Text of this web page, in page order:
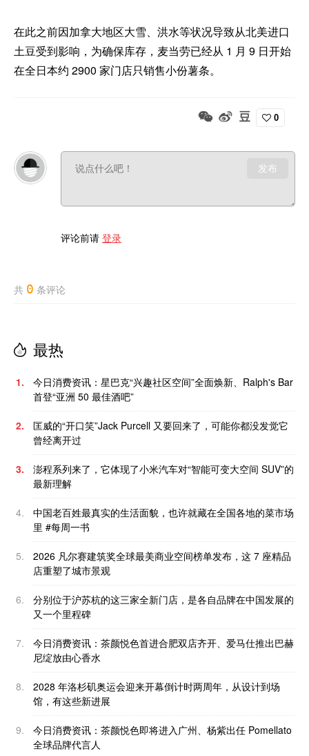
在此之前因加拿大地区大雪、洪水等状况导致从北美进口
土豆受到影响，为确保库存，麦当劳已经从 1 月 9 日开始
在全日本约 2900 家门店只销售小份薯条。
0
发布
评论前请 登录
共 0 条评论
最热
1.
今日消费资讯：星巴克“兴趣社区空间”全面焕新、Ralph's Bar
首登“亚洲 50 最佳酒吧”
2.
匡威的“开口笑”Jack Purcell 又要回来了，可能你都没发觉它
曾经离开过
3.
澎程系列来了，它体现了小米汽车对“智能可变大空间 SUV”的
最新理解
4.
中国老百姓最真实的生活面貌，也许就藏在全国各地的菜市场
里 #每周一书
5.
2026 凡尔赛建筑奖全球最美商业空间榜单发布，这 7 座精品
店重塑了城市景观
6.
分别位于沪苏杭的这三家全新门店，是各自品牌在中国发展的
又一个里程碑
7.
今日消费资讯：茶颜悦色首进合肥双店齐开、爱马仕推出巴赫
尼绽放由心香水
8.
2028 年洛杉矶奥运会迎来开幕倒计时两周年，从设计到场
馆，有这些新进展
9.
今日消费资讯：茶颜悦色即将进入广州、杨紫出任 Pomellato
全球品牌代言人